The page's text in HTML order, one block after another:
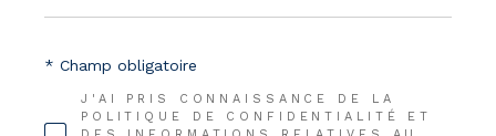
J'AI PRIS CONNAISSANCE DE LA
POLITIQUE DE CONFIDENTIALITÉ ET
* Champ obligatoire